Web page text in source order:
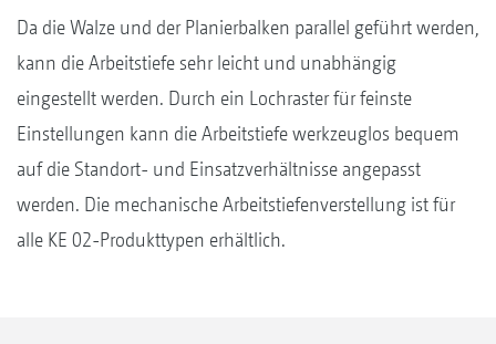
Da die Walze und der Planierbalken parallel geführt werden,
kann die Arbeitstiefe sehr leicht und unabhängig
eingestellt werden. Durch ein Lochraster für feinste
Einstellungen kann die Arbeitstiefe werkzeuglos bequem
auf die Standort- und Einsatzverhältnisse angepasst
werden. Die mechanische Arbeitstiefenverstellung ist für
alle KE 02-Produkttypen erhältlich.